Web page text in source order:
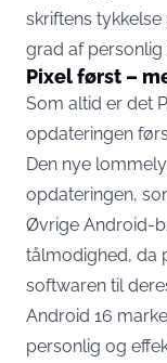
skriftens
grad af personlig
Pixel først –
Som altid er det
opdateringen
Den nye
opdateringen,
Øvrige Android-
tålmodighed, da
softwaren til
Android 16
personlig og